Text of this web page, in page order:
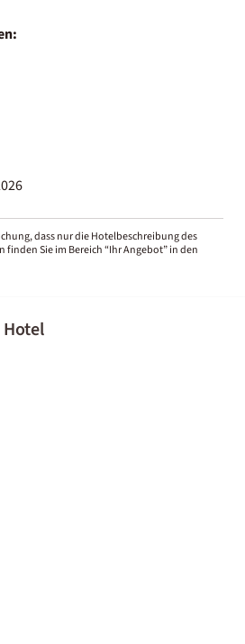
dass nur die Hotelbeschreibung des
finden Sie im Bereich “Ihr Angebot” in den